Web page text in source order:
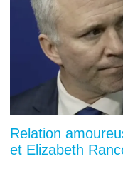
Relation
et Elizabeth